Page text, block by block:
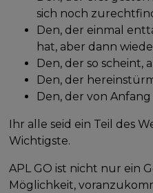
sich noch
Den, der einmal
hat, aber dann
Den, der so scheint,
Den, der
Den, der von Anfang
Ihr alle seid ein Teil des
Wichtigste.
APL GO ist nicht nur ein
Möglichkeit,